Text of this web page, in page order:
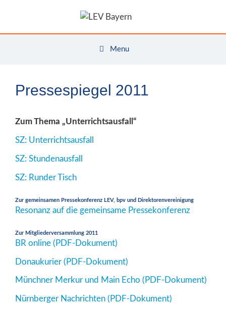
Menu
Pressespiegel 2011
Zum Thema „Unterrichtsausfall“
SZ: Unterrichtsausfall
SZ: Stundenausfall
SZ: Runder Tisch
Zur gemeinsamen Pressekonferenz LEV, bpv und Direktorenvereinigung
Resonanz auf die gemeinsame Pressekonferenz
Zur Mitgliederversammlung 2011
BR online (PDF-Dokument)
Donaukurier (PDF-Dokument)
Münchner Merkur und Main Echo (PDF-Dokument)
Nürnberger Nachrichten (PDF-Dokument)